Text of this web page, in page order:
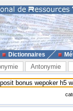
Dictionnaires
Antonymie